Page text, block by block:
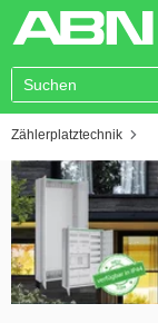
You are here:
Zählerplatztechnik